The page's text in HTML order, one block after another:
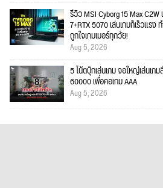
รีวิว MSI Cyborg 15 Max
7+RTX 5070 เล่นเกมก็เร็วแร
ถูกใจเกมเมอร์ทุกวัย!
Aug 5, 2026
5 โน้ตบุ๊กเล่นเกม จอใหญ่เล่นเก
60000 เพื่อคอเกม AAA
Aug 5, 2026